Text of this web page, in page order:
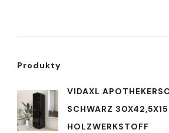
Produkty
VIDAXL
SCHWARZ
HOLZWERKSTOFF